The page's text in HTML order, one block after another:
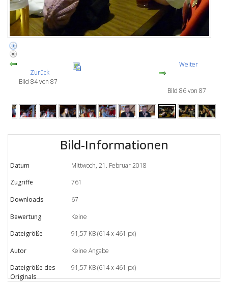
Zurück
Bild 84 von 87
Weiter
Bild 86 von 87
Bild-Informationen
Datum
Mittwoch, 21. Februar 2018
Zugriffe
761
Downloads
67
Bewertung
Keine
Dateigröße
91,57 KB (614 x 461 px)
Autor
Keine Angabe
Dateigröße des
Originals
91,57 KB (614 x 461 px)